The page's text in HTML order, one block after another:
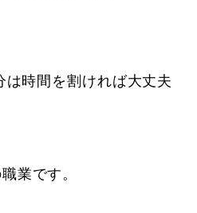
時間を割ければ大丈夫
業です。